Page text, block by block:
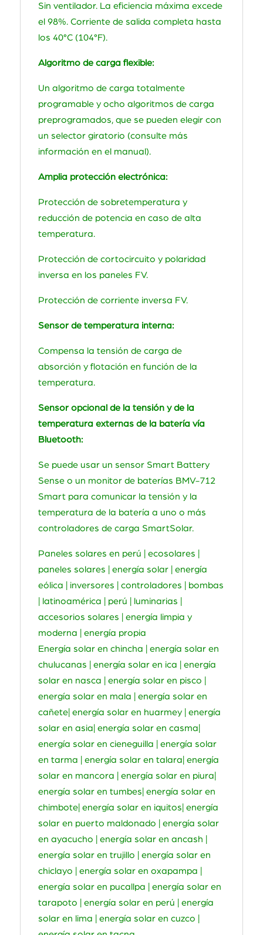
Sin ventilador. La eficiencia máxima excede
el 98%. Corriente de salida completa hasta
los 40°C (104°F).
Algoritmo de carga flexible:
Un algoritmo de carga totalmente
programable y ocho algoritmos de carga
preprogramados, que se pueden elegir con
un selector giratorio (consulte más
información en el manual).
Amplia protección electrónica:
Protección de sobretemperatura y
reducción de potencia en caso de alta
temperatura.
Protección de cortocircuito y polaridad
inversa en los paneles FV.
Protección de corriente inversa FV.
Sensor de temperatura interna:
Compensa la tensión de carga de
absorción y flotación en función de la
temperatura.
Sensor opcional de la tensión y de la
temperatura externas de la batería vía
Bluetooth:
Se puede usar un sensor Smart Battery
Sense o un monitor de baterías BMV-712
Smart para comunicar la tensión y la
temperatura de la batería a uno o más
controladores de carga SmartSolar.
Paneles solares en perú | ecosolares |
paneles solares | energía solar | energía
eólica | inversores | controladores | bombas
| latinoamérica | perú | luminarias |
accesorios solares | energía limpia y
moderna | energía propia
Energía solar en chincha | energía solar en
chulucanas | energía solar en ica | energía
solar en nasca | energía solar en pisco |
energía solar en mala | energía solar en
cañete| energía solar en huarmey | energía
solar en asia| energía solar en casma|
energía solar en cieneguilla | energía solar
en tarma | energía solar en talara| energía
solar en mancora | energía solar en piura|
energía solar en tumbes| energía solar en
chimbote| energía solar en iquitos| energía
solar en puerto maldonado | energía solar
en ayacucho | energía solar en ancash |
energía solar en trujillo | energía solar en
chiclayo | energía solar en oxapampa |
energía solar en pucallpa | energía solar en
tarapoto | energía solar en perú | energía
solar en lima | energía solar en cuzco |